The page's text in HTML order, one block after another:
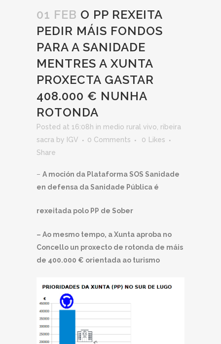
01 FEB O PP REXEITA
PEDIR MÁIS FONDOS
PARA A SANIDADE
MENTRES A XUNTA
PROXECTA GASTAR
408.000 € NUNHA
ROTONDA
Posted at 16:08h in medio rural vivo ribeira
sacra by IGV 0 Comments 0
Likes
Share
– A moción da Plataforma SOS Sanidade
en defensa da Sanidade Pública é
rexeitada polo PP de Sober
– Ao mesmo tempo, a Xunta aproba no
Concello un proxecto de rotonda de máis
de 400.000 € orientada ao turismo